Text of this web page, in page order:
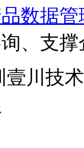
数据管
、支撑
川技